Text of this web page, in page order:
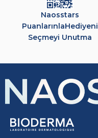
Naosstars
PuanlarınlaHediyeni
Seçmeyi Unutma